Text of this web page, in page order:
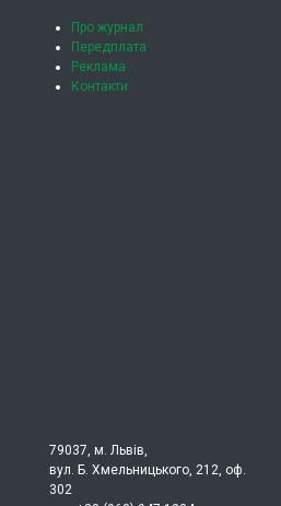
Про журнал
Передплата
Реклама
Контакти
79037, м. Львів,
вул. Б. Хмельницького, 212, оф.
302